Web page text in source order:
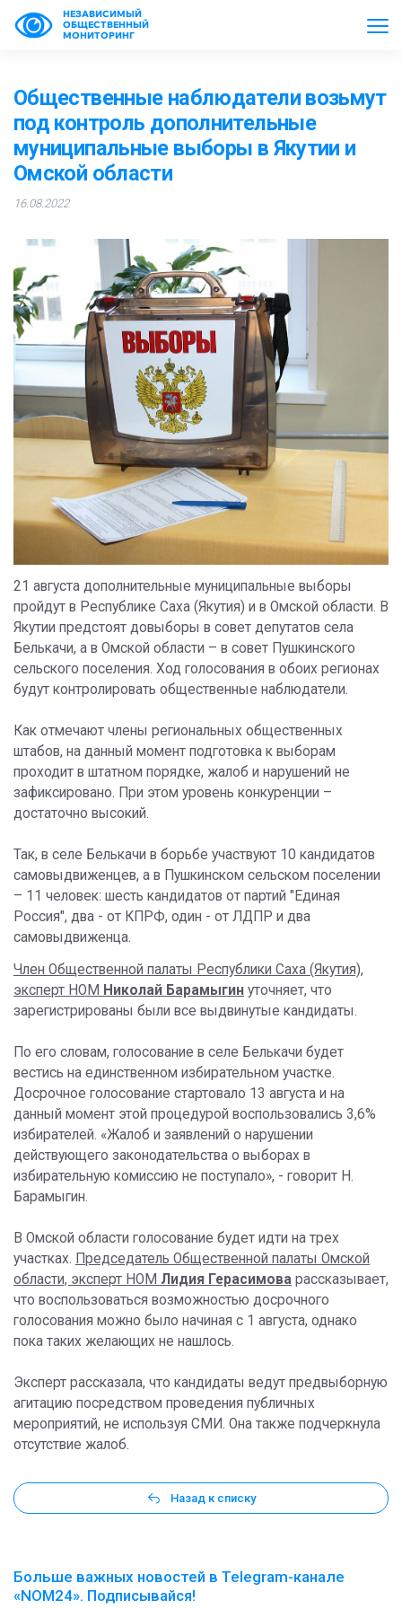
НЕЗАВИСИМЫЙ
ОБЩЕСТВЕННЫЙ
МОНИТОРИНГ
Общественные наблюдатели возьмут
под контроль дополнительные
муниципальные выборы в Якутии и
Омской области
16.08.2022
21 августа дополнительные муниципальные выборы
пройдут в Республике Саха (Якутия) и в Омской области. В
Якутии предстоят довыборы в совет депутатов села
Белькачи, а в Омской области – в совет Пушкинского
сельского поселения. Ход голосования в обоих регионах
будут контролировать общественные наблюдатели.
Как отмечают члены региональных общественных
штабов, на данный момент подготовка к выборам
проходит в штатном порядке, жалоб и нарушений не
зафиксировано. При этом уровень конкуренции –
достаточно высокий.
Так, в селе Белькачи в борьбе участвуют 10 кандидатов
самовыдвиженцев, а в Пушкинском сельском поселении
– 11 человек: шесть кандидатов от партий "Единая
Россия", два - от КПРФ, один - от ЛДПР и два
самовыдвиженца.
Член Общественной палаты Республики Саха (Якутия),
эксперт НОМ Николай Барамыгин уточняет, что
зарегистрированы были все выдвинутые кандидаты.
По его словам, голосование в селе Белькачи будет
вестись на единственном избирательном участке.
Досрочное голосование стартовало 13 августа и на
данный момент этой процедурой воспользовались 3,6%
избирателей. «Жалоб и заявлений о нарушении
действующего законодательства о выборах в
избирательную комиссию не поступало», - говорит Н.
Барамыгин.
В Омской области голосование будет идти на трех
участках. Председатель Общественной палаты Омской
области, эксперт НОМ Лидия Герасимова рассказывает,
что воспользоваться возможностью досрочного
голосования можно было начиная с 1 августа, однако
пока таких желающих не нашлось.
Эксперт рассказала, что кандидаты ведут предвыборную
агитацию посредством проведения публичных
мероприятий, не используя СМИ. Она также подчеркнула
отсутствие жалоб.
Назад к списку
Больше важных новостей в Telegram-канале
«NOM24». Подписывайся!